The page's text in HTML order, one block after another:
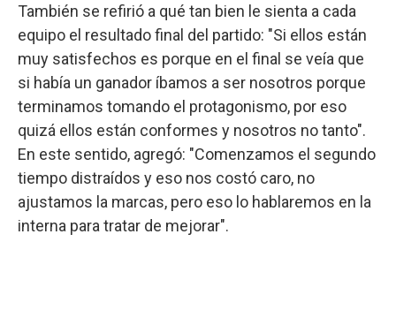
También se refirió a qué tan bien le sienta a cada
equipo el resultado final del partido: "Si ellos están
muy satisfechos es porque en el final se veía que
si había un ganador íbamos a ser nosotros porque
terminamos tomando el protagonismo, por eso
quizá ellos están conformes y nosotros no tanto".
En este sentido, agregó: "Comenzamos el segundo
tiempo distraídos y eso nos costó caro, no
ajustamos la marcas, pero eso lo hablaremos en la
interna para tratar de mejorar".